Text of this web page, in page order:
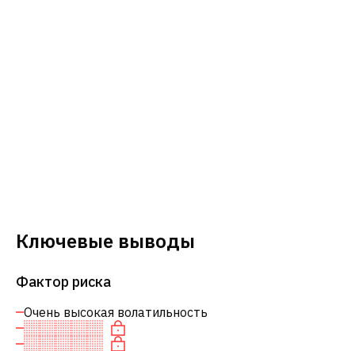
Ключевые выводы
Фактор риска
Очень высокая волатильность